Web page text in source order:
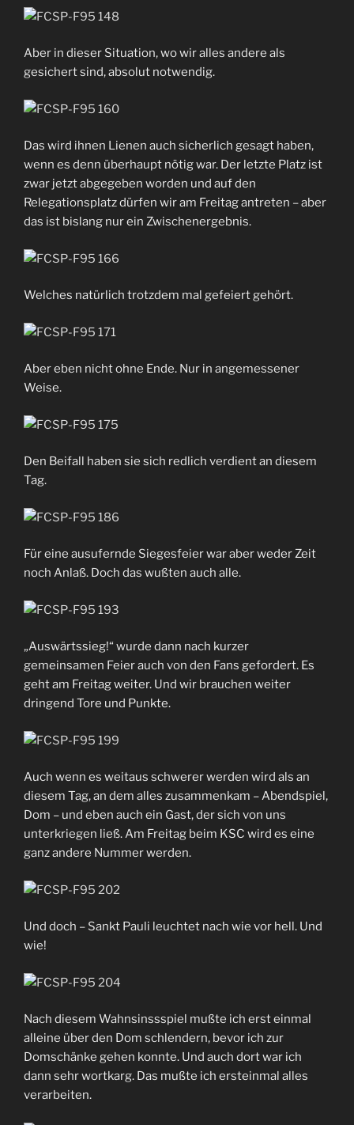
Aber in dieser Situation, wo wir alles andere als
gesichert sind, absolut notwendig.
Das wird ihnen Lienen auch sicherlich gesagt haben,
wenn es denn überhaupt nötig war. Der letzte Platz ist
zwar jetzt abgegeben worden und auf den
Relegationsplatz dürfen wir am Freitag antreten – aber
das ist bislang nur ein Zwischenergebnis.
Welches natürlich trotzdem mal gefeiert gehört.
Aber eben nicht ohne Ende. Nur in angemessener
Weise.
Den Beifall haben sie sich redlich verdient an diesem
Tag.
Für eine ausufernde Siegesfeier war aber weder Zeit
noch Anlaß. Doch das wußten auch alle.
„Auswärtssieg!“ wurde dann nach kurzer
gemeinsamen Feier auch von den Fans gefordert. Es
geht am Freitag weiter. Und wir brauchen weiter
dringend Tore und Punkte.
Auch wenn es weitaus schwerer werden wird als an
diesem Tag, an dem alles zusammenkam – Abendspiel,
Dom – und eben auch ein Gast, der sich von uns
unterkriegen ließ. Am Freitag beim KSC wird es eine
ganz andere Nummer werden.
Und doch – Sankt Pauli leuchtet nach wie vor hell. Und
wie!
Nach diesem Wahnsinssspiel mußte ich erst einmal
alleine über den Dom schlendern, bevor ich zur
Domschänke gehen konnte. Und auch dort war ich
dann sehr wortkarg. Das mußte ich ersteinmal alles
verarbeiten.